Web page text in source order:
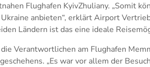
Flughafen KyivZhuliany. „Somit
anbieten“, erklärt Airport
Ländern ist das eine ideale
Verantwortlichen am Flughafen
„Es war vor allem der